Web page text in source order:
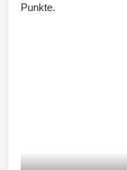
Punkte.